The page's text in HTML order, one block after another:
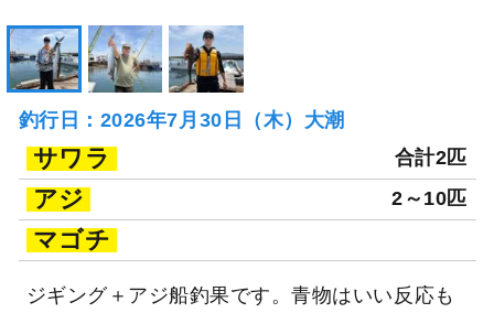
釣行日：2026年7月30日（木）大潮
サワラ 合計2匹
アジ 2～10匹
マゴチ
ジギング＋アジ船釣果です。青物はいい反応も